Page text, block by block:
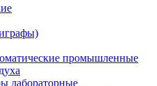
промышленные
лабораторные